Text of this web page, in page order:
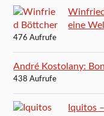
eine
476 Aufrufe
André Kostolany:
438 Aufrufe
Iquitos